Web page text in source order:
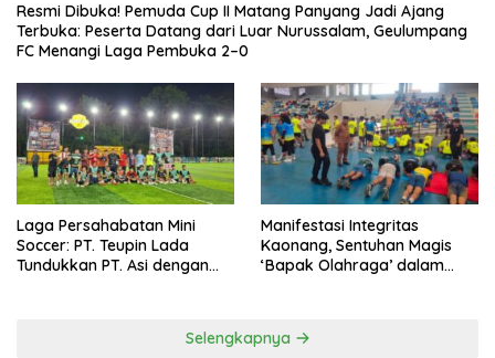
Resmi Dibuka! Pemuda Cup II Matang Panyang Jadi Ajang
Terbuka: Peserta Datang dari Luar Nurussalam, Geulumpang
FC Menangi Laga Pembuka 2–0
Laga Persahabatan Mini
Soccer: PT. Teupin Lada
Tundukkan PT. Asi dengan
Manifestasi Integritas
Kaonang, Sentuhan Magis
‘Bapak Olahraga’ dalam
Selengkapnya